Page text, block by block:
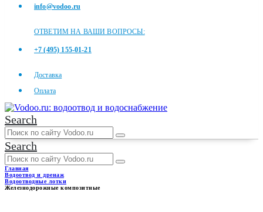
info@vodoo.ru
ОТВЕТИМ НА ВАШИ ВОПРОСЫ:
+7 (495) 155-01-21
Доставка
Оплата
Search
Search
Главная
Водоотвод и дренаж
Водоотводные лотки
Железнодорожные композитные